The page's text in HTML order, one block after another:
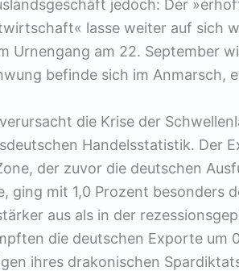
jedoch: Der
lasse weiter auf sich
Urnengang am 22. September
befinde sich im Anmarsch,
die Krise der
Handelsstatistik. Der
der zuvor die deutschen
ging mit 1,0 Prozent besonders
aus als in der
die deutschen Exporte um
ihres drakonischen